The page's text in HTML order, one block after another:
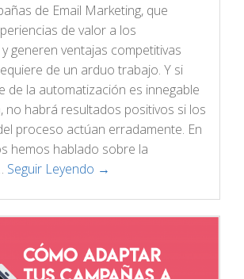
de Email Marketing, que
de valor a los
generen ventajas competitivas
de un arduo trabajo. Y si
de la automatización es innegable
no habrá resultados positivos si los
proceso actúan erradamente. En
hemos hablado sobre la
Seguir Leyendo →